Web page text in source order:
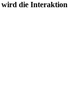
wird die Interaktion